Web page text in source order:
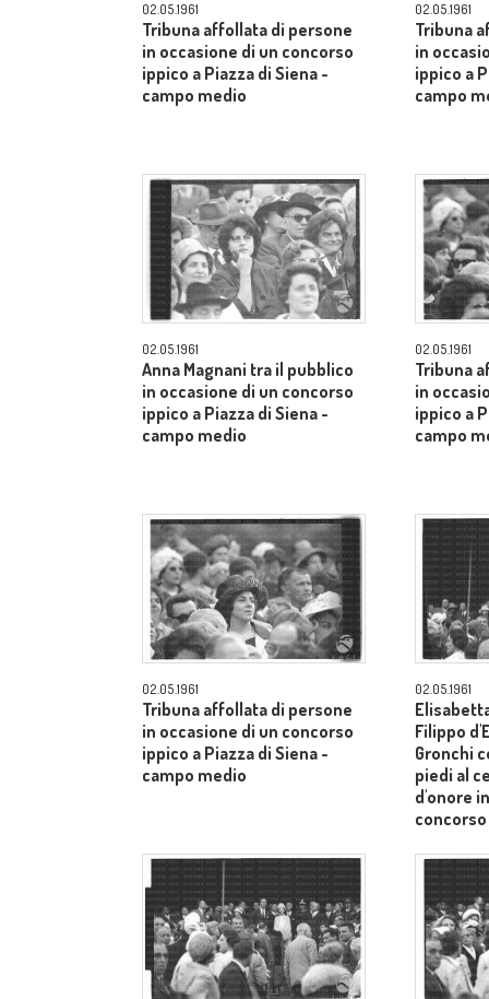
02.05.1961
Tribuna affollata di persone
in occasione di un concorso
ippico a Piazza di Siena -
campo medio
02.05.1961
Tribuna
in
ippico a
campo
02.05.1961
Anna Magnani tra il pubblico
in occasione di un concorso
ippico a Piazza di Siena -
campo medio
02.05.1961
Tribuna
in
ippico a
campo
02.05.1961
Tribuna affollata di persone
in occasione di un concorso
ippico a Piazza di Siena -
campo medio
02.05.1961
Filippo
Gronchi
piedi al
d'onore